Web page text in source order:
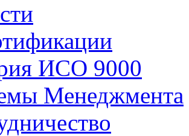
ИСО 9000
Менеджмента